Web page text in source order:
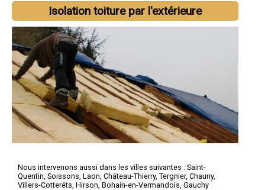
Isolation toiture par l'extérieure
Nous intervenons aussi dans les villes suivantes : Saint-
Quentin Soissons Laon Château-Thierry, Tergnier, Chauny,
Villers-Cotterêts Hirson Bohain-en-Vermandois Gauchy